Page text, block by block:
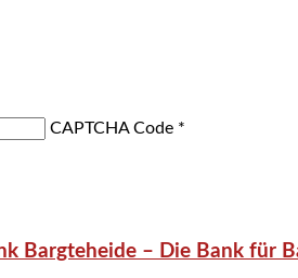
CAPTCHA Code *
Bargteheide – Die Bank für